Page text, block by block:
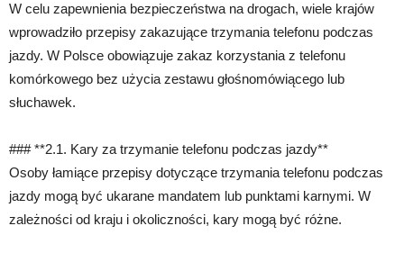
W celu zapewnienia bezpieczeństwa na drogach, wiele krajów
wprowadziło przepisy zakazujące trzymania telefonu podczas
jazdy. W Polsce obowiązuje zakaz korzystania z telefonu
komórkowego bez użycia zestawu głośnomówiącego lub
słuchawek.
### **2.1. Kary za trzymanie telefonu podczas jazdy**
Osoby łamiące przepisy dotyczące trzymania telefonu podczas
jazdy mogą być ukarane mandatem lub punktami karnymi. W
zależności od kraju i okoliczności, kary mogą być różne.